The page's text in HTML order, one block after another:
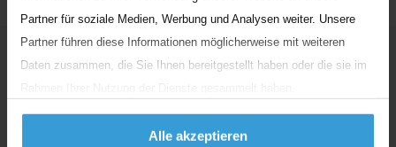
Partner für soziale Medien, Werbung und Analysen weiter. Unsere
Partner führen diese Informationen möglicherweise mit weiteren
Daten zusammen, die Sie Ihnen bereitgestellt haben oder die sie im
Alle akzeptieren